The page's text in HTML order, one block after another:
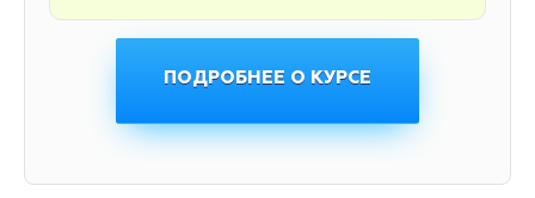
ПОДРОБНЕЕ О КУРСЕ